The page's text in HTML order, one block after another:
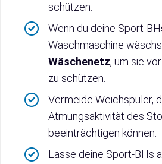
schützen.
Wenn du deine Sport-
Waschmaschine
Wäschenetz, um sie
zu schützen.
Vermeide Weichspüler,
Atmungsaktivität des
beeinträchtigen können.
Lasse deine Sport-BHs